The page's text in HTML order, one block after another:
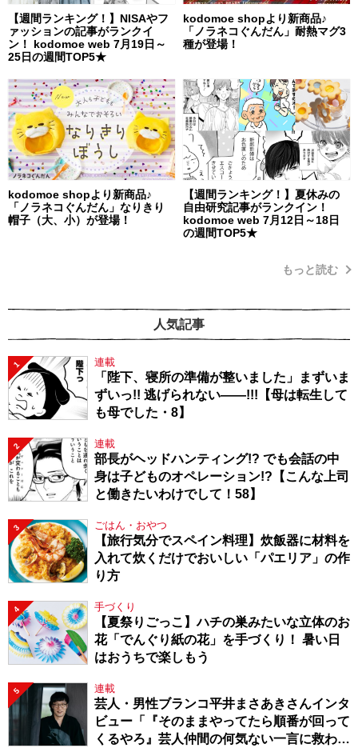
【週間ランキング！】NISAやフ
ァッションの記事がランクイ
ン！ kodomoe web 7月19日～
25日の週間TOP5★
kodomoe shopより新商品♪
「ノラネコぐんだん」耐熱マグ3
種が登場！
kodomoe shopより新商品♪
「ノラネコぐんだん」なりきり
帽子（大、小）が登場！
【週間ランキング！】夏休みの
自由研究記事がランクイン！
kodomoe web 7月12日～18日
の週間TOP5★
もっと読む
人気記事
1 連載
「陛下、寝所の準備が整いました」まずいま
ずいっ!! 逃げられない――!!!【母は転生して
も母でした・8】
2 連載
部長がヘッドハンティング!? でも会話の中
身は子どものオペレーション!?【こんな上司
と働きたいわけでして！58】
3 ごはん・おやつ
【旅行気分でスペイン料理】炊飯器に材料を
入れて炊くだけでおいしい「パエリア」の作
り方
4 手づくり
【夏祭りごっこ】ハチの巣みたいな立体のお
花「でんぐり紙の花」を手づくり！ 暑い日
はおうちで楽しもう
5 連載
芸人・男性ブランコ平井まさあきさんインタ
ビュー「『そのままやってたら順番が回って
くるやろ』芸人仲間の何気ない一言に救われ